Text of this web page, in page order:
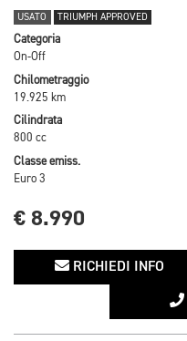
USATO TRIUMPH APPROVED
Categoria
On-Off
Chilometraggio
19.925 km
Cilindrata
800 cc
Classe emiss.
Euro 3
€ 8.990
RICHIEDI INFO